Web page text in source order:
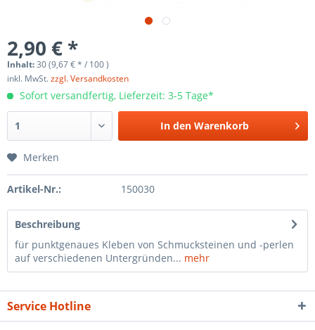
2,90 € *
Inhalt:30 (9,67 € * / 100 )
inkl. MwSt.zzgl. Versandkosten
Sofort versandfertig, Lieferzeit: 3-5 Tage*
In den Warenkorb
Merken
Artikel-Nr.: 150030
Beschreibung
für punktgenaues Kleben von Schmucksteinen und -perlen
auf verschiedenen Untergründen... mehr
Service Hotline